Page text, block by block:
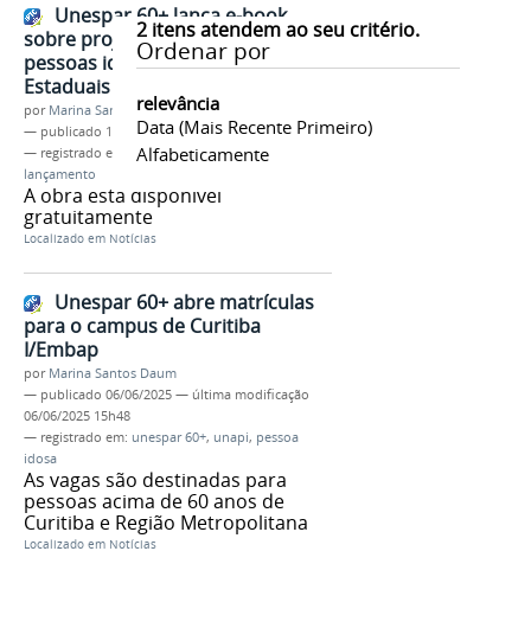
2itens atendem ao seu critério.
Ordenar por
relevância
Data (mais Recente Primeiro)
Alfabeticamente
Unespar 60+ lança e-book
sobre projetos voltados às
pessoas idosas nas Universidades
Estaduais
por Marina Santos Daum
— publicado 18/05/2026
— registrado em:
pessoa idosa,e-book,
lançamento
A obra está disponível
gratuitamente
Localizado em Notícias
Unespar 60+ abre matrículas
para o campus de Curitiba
I/Embap
por Marina Santos Daum
— publicado 06/06/2025 — última modificação
06/06/2025 15h48
— registrado em: unespar 60+, unapi, pessoa
idosa
As vagas são destinadas para
pessoas acima de 60 anos de
Curitiba e Região Metropolitana
Localizado em Notícias